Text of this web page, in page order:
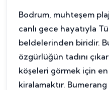
Bodrum, muhteşem
canlı gece hayatıyla
beldelerinden biridir.
özgürlüğün tadını
köşeleri görmek için
kiralamaktır.